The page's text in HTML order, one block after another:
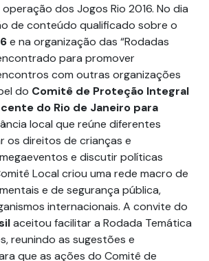
dos Jogos Rio 2016. No dia
de conteúdo qualificado sobre o
e na organização das “Rodadas
para promover
com outras organizações
do Comitê de Proteção Integral
do Rio de Janeiro para
local que reúne diferentes
os direitos de crianças e
e discutir políticas
Local criou uma rede macro de
e de segurança pública,
internacionais. A convite do
aceitou facilitar a Rodada Temática
reunindo as sugestões e
que as ações do Comitê de